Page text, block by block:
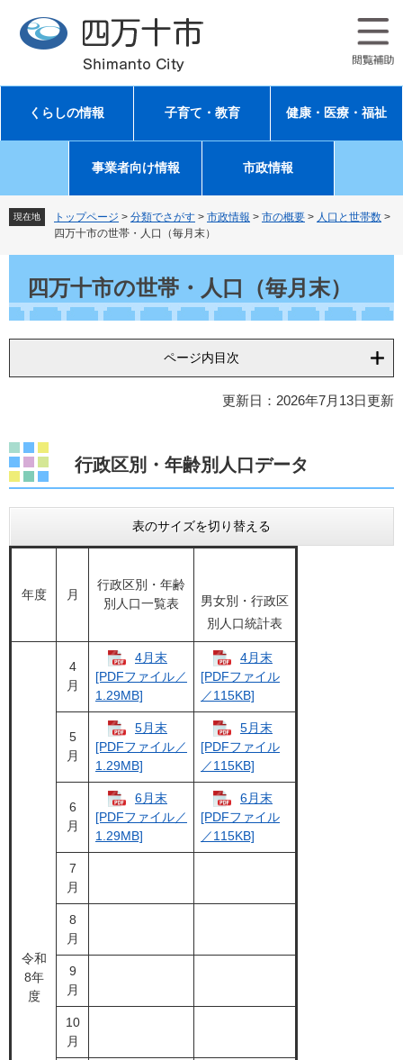
先
す
を
し
文
くらしの情報 子育て・教育 健康・医療・福祉
事業者向け情報 市政情報
現在地 トップページ > 分類でさがす > 市政情報 > 市の概要 > 人口と世帯数 >
四万十市の世帯・人口（毎月末）
四万十市の世帯・人口（毎月末）
ページ内目次
更新日：2026年7月13日更新
行政区別・年齢別人口データ
表のサイズを切り替える
年度 月
行政区別・年齢
別人口一覧表
男女別・行政区
別人口統計表
令和
8年
度
4
月
4月末
[PDFファイル／
1.29MB]
4月末
[PDFファイル
／115KB]
5
月
5月末
[PDFファイル／
1.29MB]
5月末
[PDFファイル
／115KB]
6
月
6月末
[PDFファイル／
1.29MB]
6月末
[PDFファイル
／115KB]
7
月
8
月
9
月
10
月